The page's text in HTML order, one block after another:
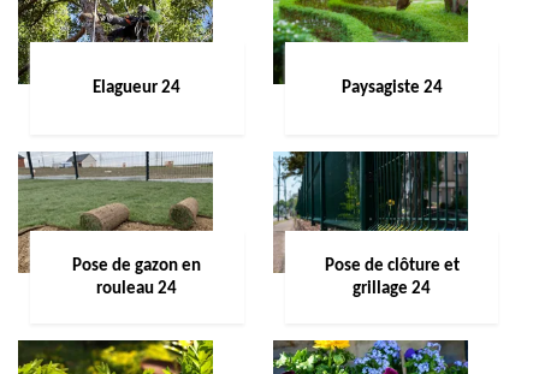
Elagueur 24 Paysagiste 24
Pose de gazon en
rouleau 24
Pose de clôture et
grillage 24